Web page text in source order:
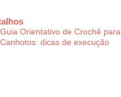
Guia Orientativo de Crochê para
Canhotos: dicas de execução